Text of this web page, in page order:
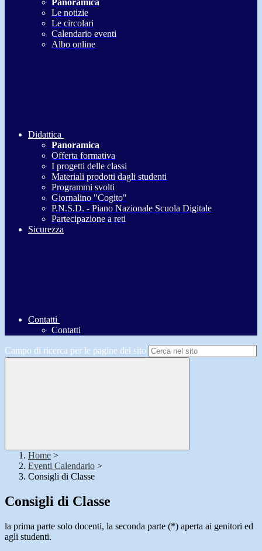
Panoramica
Le notizie
Le circolari
Calendario eventi
Albo online
Didattica
Panoramica
Offerta formativa
I progetti delle classi
Materiali prodotti dagli studenti
Programmi svolti
Giornalino "Cogito"
P.N.S.D. - Piano Nazionale Scuola Digitale
Partecipazione a reti
Sicurezza
Contatti
Contatti
Campo di ricerca per le pagine del sito
Home >
Eventi Calendario >
Consigli di Classe
Consigli di Classe
la prima parte solo docenti, la seconda parte (*) aperta ai genitori ed
agli studenti.